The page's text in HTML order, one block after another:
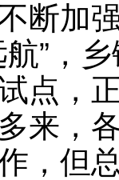
断加
航”，
点，
来，
，但